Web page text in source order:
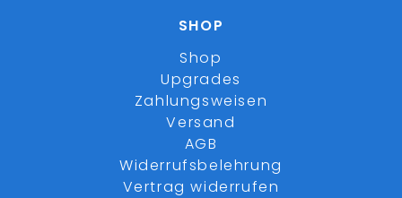
SHOP
Shop
Upgrades
Zahlungsweisen
Versand
AGB
Widerrufsbelehrung
Vertrag widerrufen